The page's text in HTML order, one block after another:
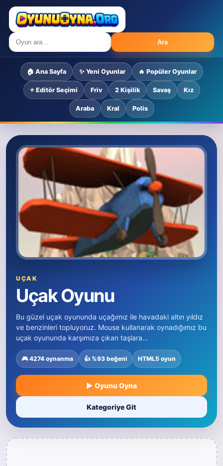
Ara
🏠 Ana Sayfa ✨ Yeni Oyunlar 🔥 Popüler Oyunlar
⭐ Editör Seçimi Friv 2 Kişilik Savaş Kız
Araba Kral Polis
UÇAK
Uçak Oyunu
Bu güzel uçak oyununda uçağımız ile havadaki altın yıldız
ve benzinleri topluyoruz. Mouse kullanarak oynadığımız bu
uçak oyununda karşımıza çıkan taşlara…
🎮 4274 oynanma 👍 %93 beğeni HTML5 oyun
▶ Oyunu Oyna
Kategoriye Git